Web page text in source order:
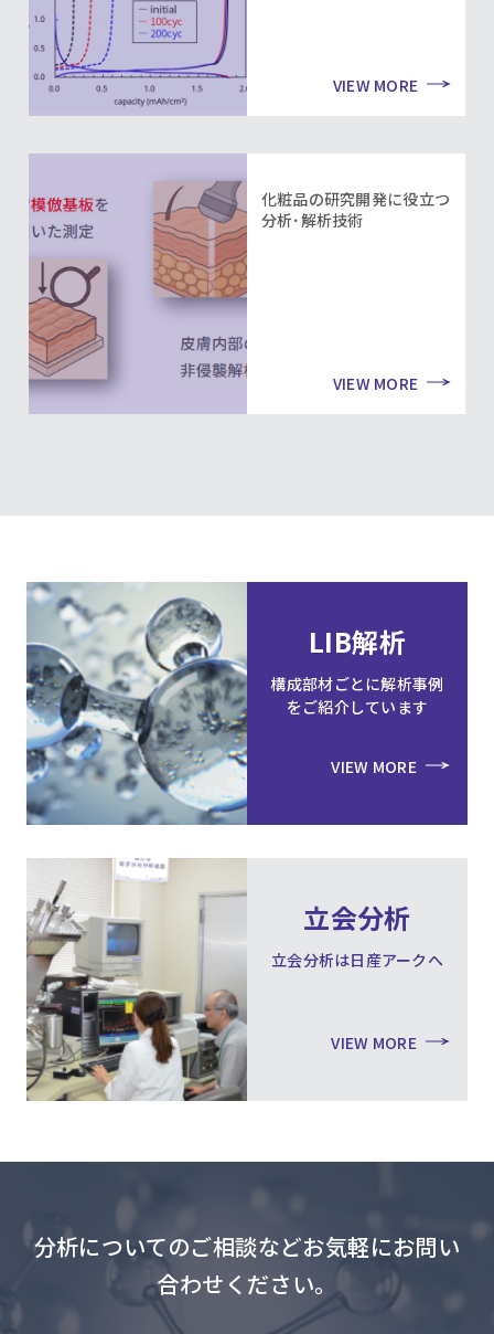
VIEW MORE
化粧品の研究開発に役立つ
分析･解析技術
VIEW MORE
LIB解析
構成部材ごとに解析事例
をご紹介しています
VIEW MORE
立会分析
立会分析は日産アークへ
VIEW MORE
分析についてのご相談などお気軽にお問い
合わせください。